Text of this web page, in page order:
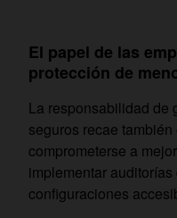
El papel de las
protección de
La responsabilidad de
seguros recae
comprometerse a
implementar
configuraciones